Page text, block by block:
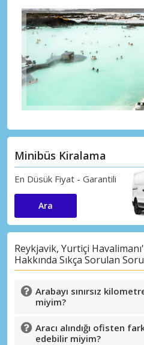
Minibüs Kiralama
En Düsük Fiyat - Garantili
Ara
Reykjavik, Yurtiçi
Hakkında Sıkça Sorulan
Arabayı sınırsız
miyim?
Aracı alındığı ofisten
edebilir miyim?